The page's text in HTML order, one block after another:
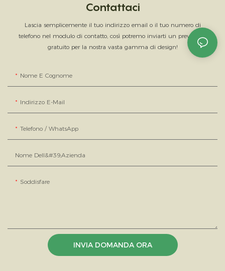
Contattaci
Lascia semplicemente il tuo indirizzo email o il tuo numero di
telefono nel modulo di contatto, così potremo inviarti un preventivo
gratuito per la nostra vasta gamma di design!
Nome E Cognome
Indirizzo E-Mail
Telefono / WhatsApp
Nome Dell&#39;azienda
Soddisfare
INVIA DOMANDA ORA